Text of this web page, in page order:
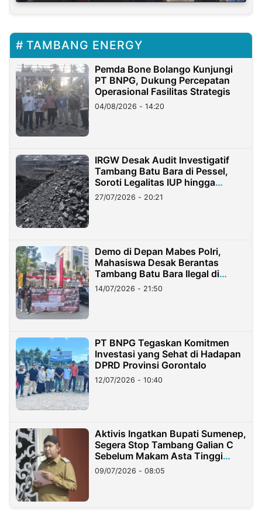
TAMBANG ENERGY
Pemda Bone Bolango Kunjungi
PT BNPG, Dukung Percepatan
Operasional Fasilitas Strategis
04/08/2026 - 14:20
IRGW Desak Audit Investigatif
Tambang Batu Bara di Pessel,
Soroti Legalitas IUP hingga
Stockpile
27/07/2026 - 20:21
Demo di Depan Mabes Polri,
Mahasiswa Desak Berantas
Tambang Batu Bara Ilegal di
Lampung
14/07/2026 - 21:50
PT BNPG Tegaskan Komitmen
Investasi yang Sehat di Hadapan
DPRD Provinsi Gorontalo
12/07/2026 - 10:40
Aktivis Ingatkan Bupati Sumenep,
Segera Stop Tambang Galian C
Sebelum Makam Asta Tinggi
Longsor
09/07/2026 - 08:05